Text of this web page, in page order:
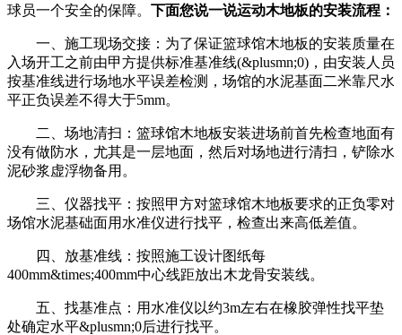
球员一个安全的保障。 下面您说一说运动木地板的安装流程：
一、施工现场交接：为了保证篮球馆木地板的安装质量在
入场开工之前由甲方提供标准基准线(&plusmn;0)，由安装人员
按基准线进行场地水平误差检测，场馆的水泥基面二米靠尺水
平正负误差不得大于5mm。
二、场地清扫：篮球馆木地板安装进场前首先检查地面有
没有做防水，尤其是一层地面，然后对场地进行清扫，铲除水
泥砂浆虚浮物备用。
三、仪器找平：按照甲方对篮球馆木地板要求的正负零对
场馆水泥基础面用水准仪进行找平，检查出来高低差值。
四、放基准线：按照施工设计图纸每
400mm&times;400mm中心线距放出木龙骨安装线。
五、找基准点：用水准仪以约3m左右在橡胶弹性找平垫
处确定水平&plusmn;0后进行找平。